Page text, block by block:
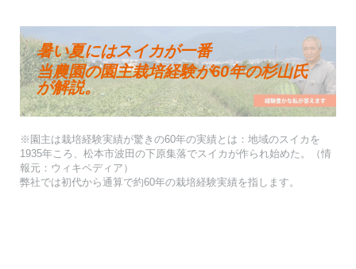
暑い夏にはスイカが一番
当農園の園主栽培経験が60年の杉山氏
が解説。
※園主は栽培経験実績が驚きの60年の実績とは：地域のスイカを
1935年ころ、松本市波田の下原集落でスイカが作られ始めた。（情
報元：ウィキペディア）
弊社では初代から通算で約60年の栽培経験実績を指します。